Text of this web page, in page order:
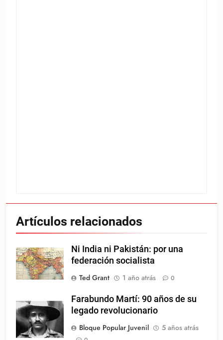
Artículos relacionados
Ni India ni Pakistán: por una
federación socialista
Ted Grant
1 año atrás 0
Farabundo Martí: 90 años de su
legado revolucionario
Bloque Popular Juvenil
5 años atrás